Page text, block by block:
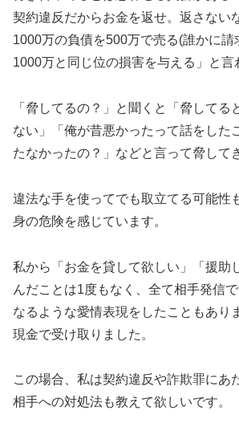
契約違反だからお金を返せ。返さない
1000万の負債を500万で売る(誰かに請
1000万と同じ位の損害を与える」と言
「脅してるの？」と聞くと「脅してる
ない」「俺が昔悪かったって話をした
たなかったの？」などと言って脅して
違法な手を使ってでも取立てる可能性
身の危険を感じています。
私から「お金を貸して欲しい」「援助
んだことは1度もなく、全て相手発信
なるような愛情表現をしたこともあり
現金で受け取りました。
この場合、私は契約違反や詐欺罪にあ
相手への対処法も教えて欲しいです。